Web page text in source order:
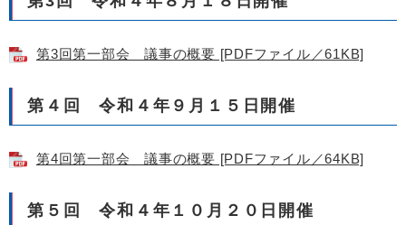
第3回第一部会 議事の概要 [PDFファイル／61KB]
第４回 令和４年９月１５日開催
第4回第一部会 議事の概要 [PDFファイル／64KB]
第５回 令和４年１０月２０日開催